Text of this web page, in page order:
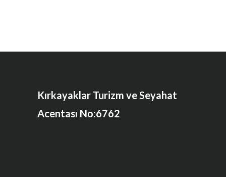
Kırkayaklar Turizm ve Seyahat
Acentası No:6762